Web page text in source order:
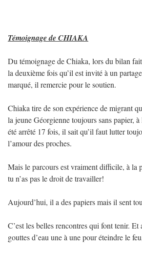
Témoignage de CHIAKA
Du témoignage de Chiaka, lors du bilan
la deuxième fois qu’il est invité à un
marqué, il remercie pour le soutien.
Chiaka tire de son expérience de migrant
la jeune Géorgienne toujours sans papier,
été arrêté 17 fois, il sait qu’il faut lutter
l’amour des proches.
Mais le parcours est vraiment difficile, à la
tu n’as pas le droit de travailler!
Aujourd’hui, il a des papiers mais il sent
C’est les belles rencontres qui font tenir.
gouttes d’eau une à une pour éteindre le